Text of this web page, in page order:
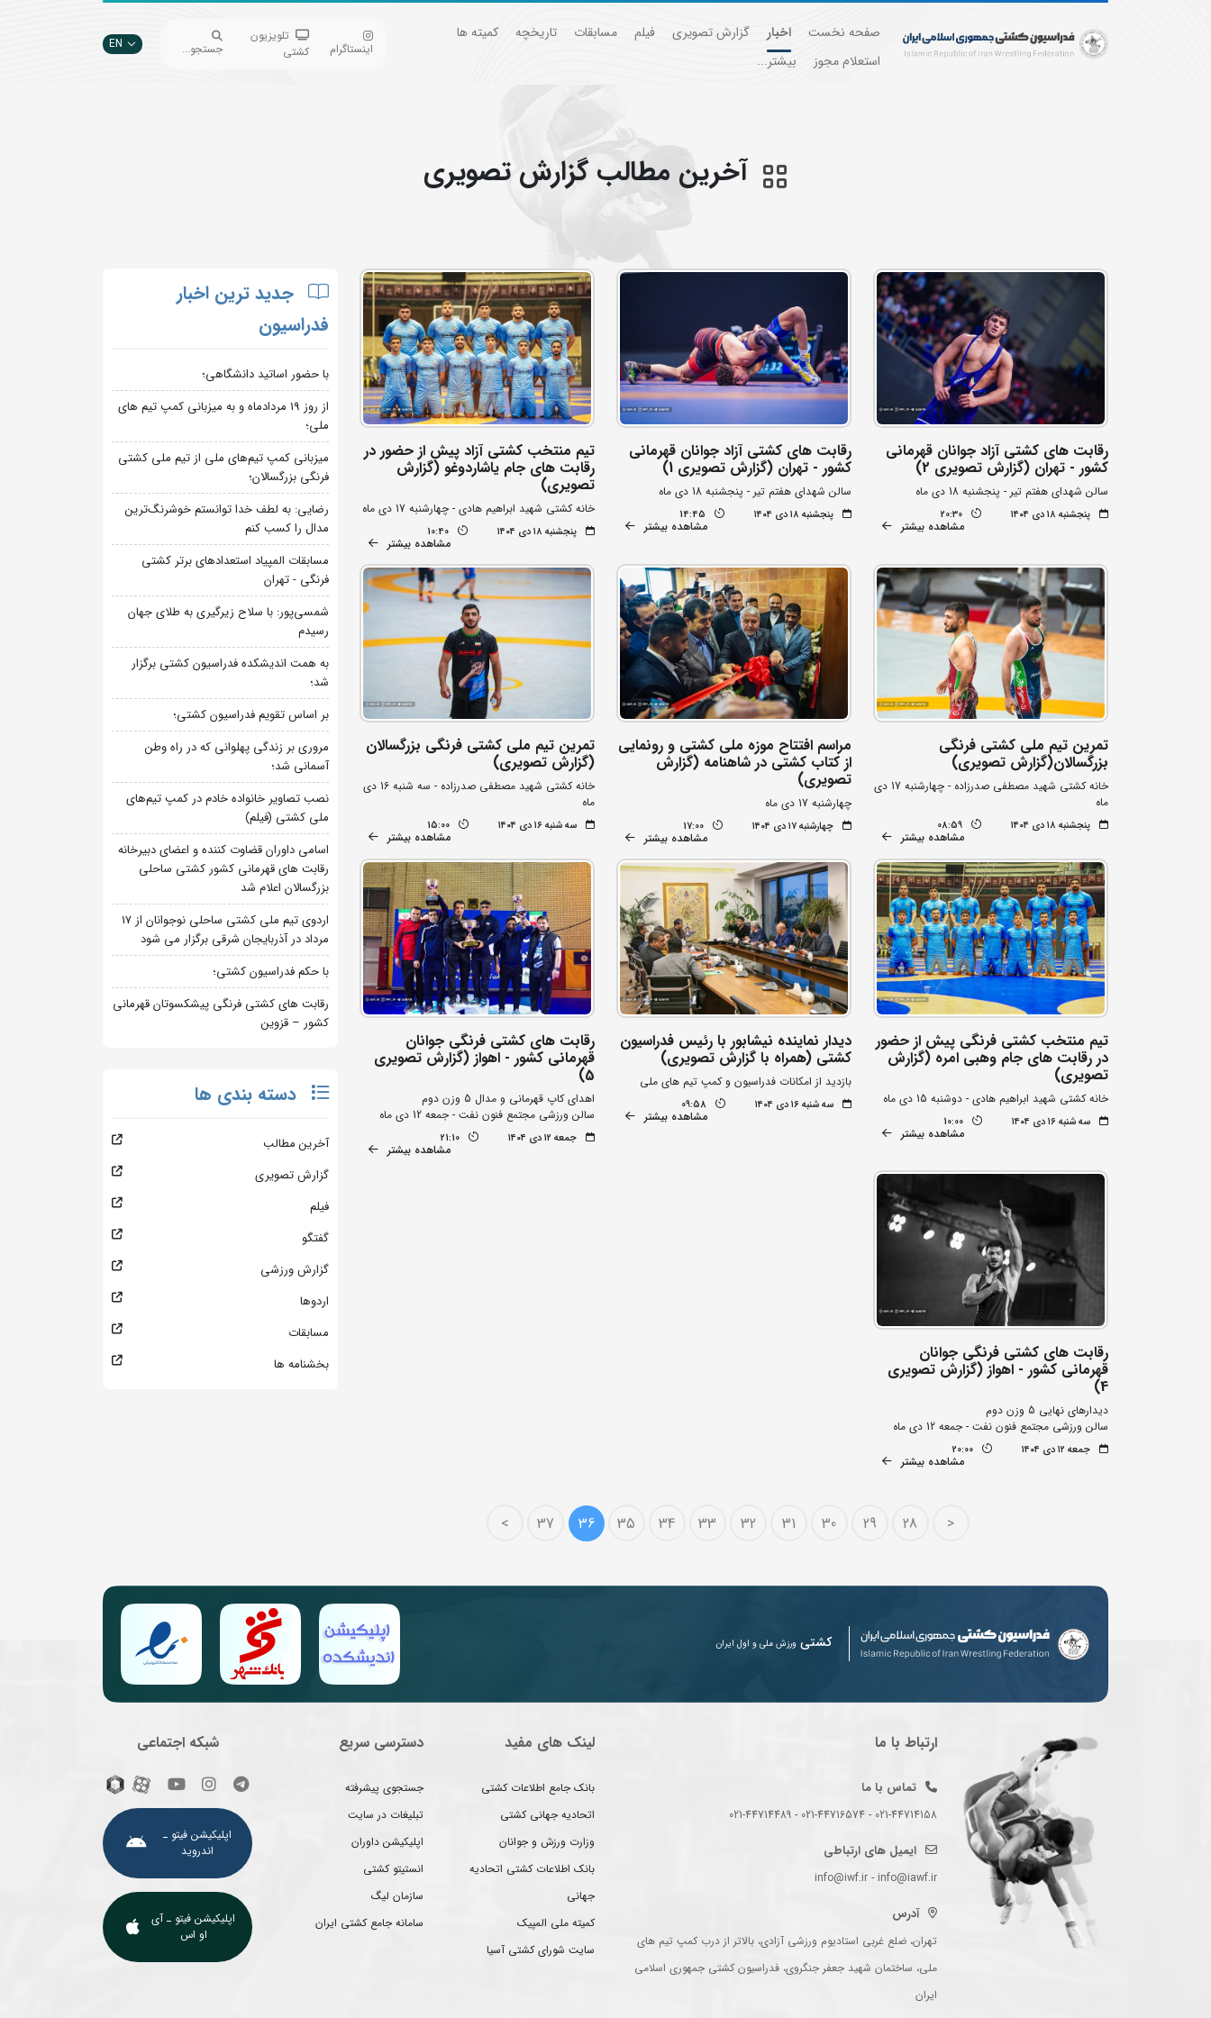
صفحه نخست اخبار گزارش تصویری فیلم مسابقات تاریخچه
کمیته ها
استعلام مجوز
بیشتر...
اینستاگرام
تلویزیون
کشتی
جستجو... EN
آخرین مطالب گزارش تصويري
رقابت های کشتی آزاد جوانان قهرمانی
کشور - تهران (گزارش تصویری 2)
سالن شهدای هفتم تیر - پنجشنبه 18 دی ماه
پنجشنبه ۱۸ دی ۱۴۰۴ 20:30
مشاهده بیشتر
رقابت های کشتی آزاد جوانان قهرمانی
کشور - تهران (گزارش تصویری 1)
سالن شهدای هفتم تیر - پنجشنبه 18 دی ماه
پنجشنبه ۱۸ دی ۱۴۰۴ 14:45
مشاهده بیشتر
تیم منتخب کشتی آزاد پیش از حضور در
رقابت های جام یاشاردوغو (گزارش
تصویری)
خانه کشتی شهید ابراهیم هادی - چهارشنبه 17 دی ماه
پنجشنبه ۱۸ دی ۱۴۰۴ 10:40
مشاهده بیشتر
تمرین تیم ملی کشتی فرنگی
بزرگسالان(گزارش تصویری)
خانه کشتی شهید مصطفی صدرزاده - چهارشنبه 17 دی
ماه
پنجشنبه ۱۸ دی ۱۴۰۴ 08:59
مشاهده بیشتر
مراسم افتتاح موزه ملی کشتی و رونمایی
از کتاب کشتی در شاهنامه (گزارش
تصویری)
چهارشنبه 17 دی ماه
چهارشنبه ۱۷ دی ۱۴۰۴ 17:00
مشاهده بیشتر
تمرین تیم ملی کشتی فرنگی بزرگسالان
(گزارش تصویری)
خانه کشتی شهید مصطفی صدرزاده - سه شنبه 16 دی
ماه
سه شنبه ۱۶ دی ۱۴۰۴ 15:00
مشاهده بیشتر
تیم منتخب کشتی فرنگی پیش از حضور
در رقابت های جام وهبی امره (گزارش
تصویری)
خانه کشتی شهید ابراهیم هادی - دوشنبه 15 دی ماه
سه شنبه ۱۶ دی ۱۴۰۴ 10:00
مشاهده بیشتر
دیدار نماینده نیشابور با رئیس فدراسیون
کشتی (همراه با گزارش تصویری)
بازدید از امکانات فدراسیون و کمپ تیم های ملی
سه شنبه ۱۶ دی ۱۴۰۴ 09:58
مشاهده بیشتر
رقابت های کشتی فرنگی جوانان
قهرمانی کشور - اهواز (گزارش تصویری
5)
اهدای کاپ قهرمانی و مدال 5 وزن دوم
سالن ورزشی مجتمع فنون نفت - جمعه 12 دی ماه
جمعه ۱۲ دی ۱۴۰۴ 21:10
مشاهده بیشتر
رقابت های کشتی فرنگی جوانان
قهرمانی کشور - اهواز (گزارش تصویری
4)
دیدارهای نهایی 5 وزن دوم
سالن ورزشی مجتمع فنون نفت - جمعه 12 دی ماه
جمعه ۱۲ دی ۱۴۰۴ 20:00
مشاهده بیشتر
<
28
29
30
31
32
33
34
35
36
37
>
جدید ترین اخبار
فدراسیون
با حضور اساتید دانشگاهی؛
از روز 19 مردادماه و به میزبانی کمپ تیم های
ملی؛
میزبانی کمپ تیم‌های ملی از تیم ملی کشتی
فرنگی بزرگسالان؛
رضایی: به لطف خدا توانستم خوشرنگ‌ترین
مدال را کسب کنم
مسابقات المپیاد استعدادهای برتر کشتی
فرنگی - تهران
شمسی‌پور: با سلاح زیرگیری به طلای جهان
رسیدم
به همت اندیشکده فدراسیون کشتی برگزار
شد؛
بر اساس تقویم فدراسیون کشتی؛
مروری بر زندگی پهلوانی که در راه وطن
آسمانی شد؛
نصب تصاویر خانواده خادم در کمپ تیم‌های
ملی کشتی (فیلم)
اسامی داوران قضاوت کننده و اعضای دبیرخانه
رقابت های قهرمانی کشور کشتی ساحلی
بزرگسالان اعلام شد
اردوی تیم ملی کشتی ساحلی نوجوانان از 17
مرداد در آذربایجان شرقی برگزار می شود
با حکم فدراسیون کشتی؛
رقابت های کشتی فرنگی پیشکسوتان قهرمانی
کشور – قزوین
دسته بندی ها
آخرین مطالب
گزارش تصویری
فیلم
گفتگو
گزارش ورزشی
اردوها
مسابقات
بخشنامه ها
کشتی ورزش ملی و اول ایران
ارتباط با ما
تماس با ما
021-44714158 - 021-44716574 - 021-44714489
ایمیل های ارتباطی
info@iwf.ir - info@iawf.ir
آدرس
تهران، ضلع غربی استادیوم ورزشی آزادی، بالاتر از درب کمپ تیم های
ملی، ساختمان شهید جعفر جنگروی، فدراسیون کشتی جمهوری اسلامی
ایران
لینک های مفید
بانک جامع اطلاعات کشتی
اتحادیه جهانی کشتی
وزارت ورزش و جوانان
بانک اطلاعات کشتی اتحادیه
جهانی
کمیته ملی المپیک
سایت شورای کشتی آسیا
دسترسی سریع
جستجوی پیشرفته
تبلیغات در سایت
اپلیکیشن داوران
انستیتو کشتی
سازمان لیگ
سامانه جامع کشتی ایران
شبکه اجتماعی
اپلیکیشن فیتو ـ
اندروید
اپلیکیشن فیتو ـ آی
او اس